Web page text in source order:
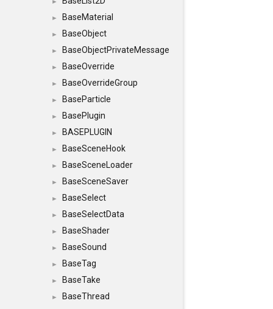
► BaseMaterial
► BaseObject
► BaseObjectPrivateMessage
► BaseOverride
► BaseOverrideGroup
► BaseParticle
► BasePlugin
► BASEPLUGIN
► BaseSceneHook
► BaseSceneLoader
► BaseSceneSaver
► BaseSelect
► BaseSelectData
► BaseShader
► BaseSound
► BaseTag
► BaseTake
►
BaseThread